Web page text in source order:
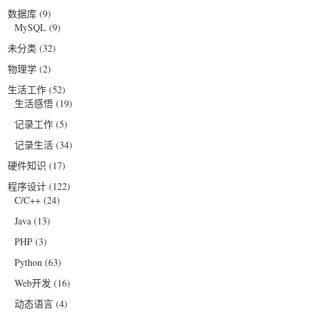
数据库 (9)
MySQL (9)
未分类 (32)
物理学 (2)
生活工作 (52)
生活感悟 (19)
记录工作 (5)
记录生活 (34)
硬件知识 (17)
程序设计 (122)
C/C++ (24)
Java (13)
PHP (3)
Python (63)
Web开发 (16)
动态语言 (4)